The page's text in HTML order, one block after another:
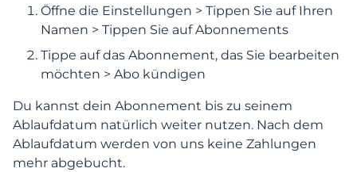
Wie kann ich die automatische
Verlängerung kündigen?
Abonnement kündigen
Vertrauen
Öffne die Einstellungen > Tippen Sie auf Ihren
Namen > Tippen Sie auf Abonnements
Tippe auf das Abonnement, das Sie bearbeiten
möchten > Abo kündigen
Du kannst dein Abonnement bis zu seinem
Ablaufdatum natürlich weiter nutzen. Nach dem
Ablaufdatum werden von uns keine Zahlungen
mehr abgebucht.